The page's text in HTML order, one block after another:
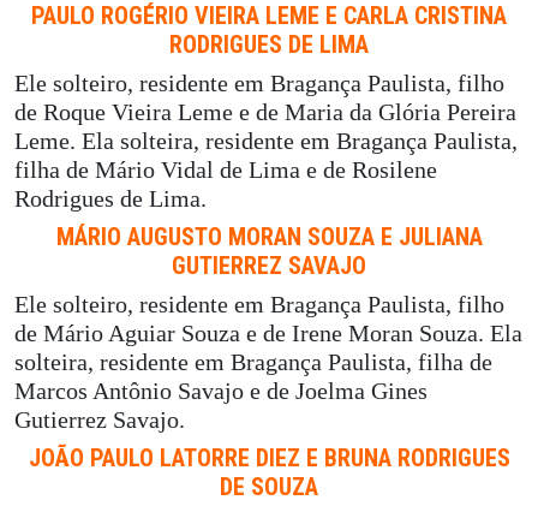
PAULO ROGÉRIO VIEIRA LEME E CARLA CRISTINA
RODRIGUES DE LIMA
Ele solteiro, residente em Bragança Paulista, filho
de Roque Vieira Leme e de Maria da Glória Pereira
Leme. Ela solteira, residente em Bragança Paulista,
filha de Mário Vidal de Lima e de Rosilene
Rodrigues de Lima.
MÁRIO AUGUSTO MORAN SOUZA E JULIANA
GUTIERREZ SAVAJO
Ele solteiro, residente em Bragança Paulista, filho
de Mário Aguiar Souza e de Irene Moran Souza. Ela
solteira, residente em Bragança Paulista, filha de
Marcos Antônio Savajo e de Joelma Gines
Gutierrez Savajo.
JOÃO PAULO LATORRE DIEZ E BRUNA RODRIGUES
DE SOUZA